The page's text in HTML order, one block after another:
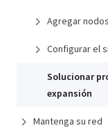
Agregar
Configurar el
Solucionar
expansión
Mantenga su red